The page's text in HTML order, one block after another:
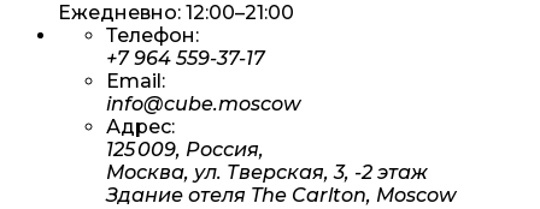
Ежедневно: 12:00–21:00
Телефон:
+7 964 559-37-17
Email:
info@cube.moscow
Адрес:
125 009, Россия,
Москва, ул. Тверская, 3, -2 этаж
Здание отеля The Carlton, Moscow